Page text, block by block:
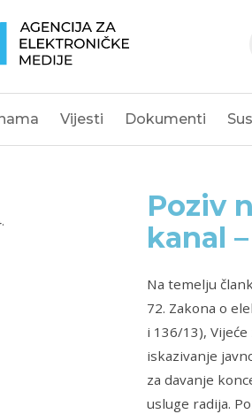
Vijesti Dokumenti
Poziv
kanal
Na temelju
72. Zakona o
i 136/13),
iskazivanje
za davanje
usluge radija.